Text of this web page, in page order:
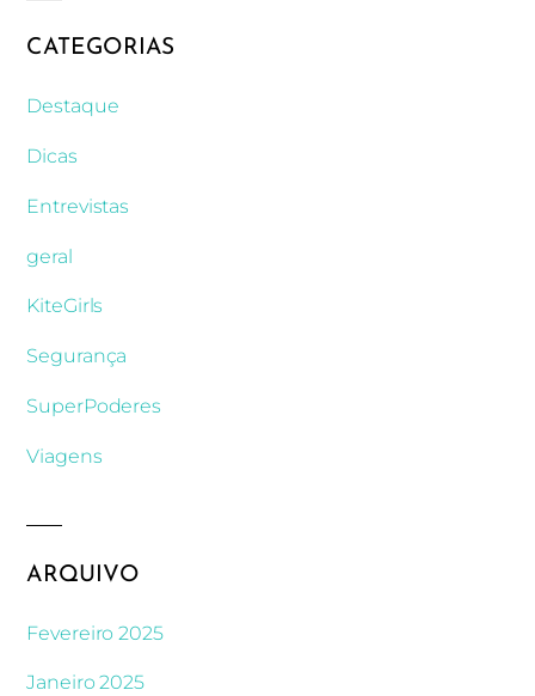
CATEGORIAS
Destaque
Dicas
Entrevistas
geral
KiteGirls
Segurança
SuperPoderes
Viagens
ARQUIVO
Fevereiro 2025
Janeiro 2025